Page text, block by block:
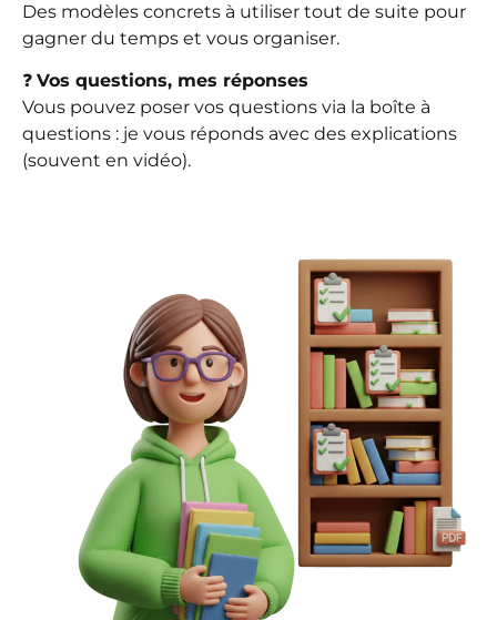
Des modèles concrets à utiliser tout de suite pour
gagner du temps et vous organiser.
❓ Vos questions, mes réponses
Vous pouvez poser vos questions via la boîte à
questions : je vous réponds avec des explications
(souvent en vidéo).